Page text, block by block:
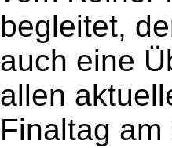
begleitet,
auch eine
allen
Finaltag